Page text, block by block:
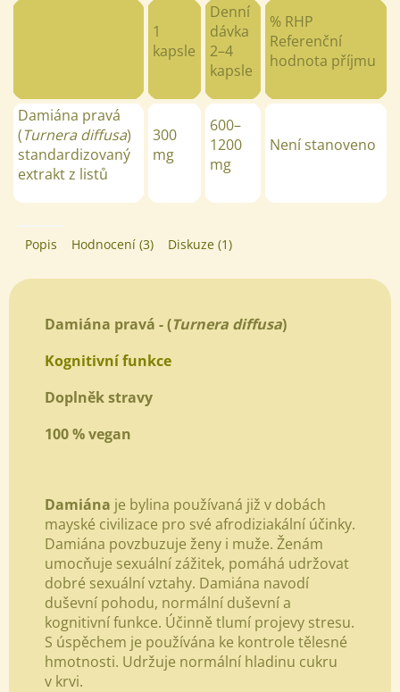
1
kapsle
Denní
dávka
2–4
kapsle
% RHP
Referenční
hodnota příjmu
Damiána pravá
(Turnera diffusa)
standardizovaný
extrakt z listů
300
mg
600–
1200
mg
Není stanoveno
Popis Hodnocení (3) Diskuze (1)
Damiána pravá - (Turnera diffusa)
Kognitivní funkce
Doplněk stravy
100 % vegan
Damiána je bylina používaná již v dobách
mayské civilizace pro své afrodiziakální účinky.
Damiána povzbuzuje ženy i muže. Ženám
umocňuje sexuální zážitek, pomáhá udržovat
dobré sexuální vztahy. Damiána navodí
duševní pohodu, normální duševní a
kognitivní funkce. Účinně tlumí projevy stresu.
S úspěchem je používána ke kontrole tělesné
hmotnosti. Udržuje normální hladinu cukru
v krvi.